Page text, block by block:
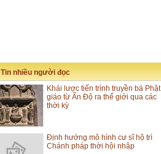
Tin nhiều người đọc
Khái lược tiến trình truyền bá Phật
giáo từ Ấn Độ ra thế giới qua các
thời kỳ
Định hướng mô hình cư sĩ hộ trì
Chánh pháp thời hội nhập